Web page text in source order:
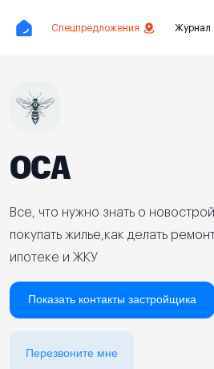
Спецпредложения Журнал
ОСА
Все, что нужно знать о
покупать жилье,как делать
ипотеке и ЖКУ
Показать контакты застройщика
Перезвоните мне